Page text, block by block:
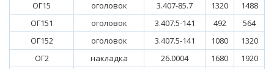
ОГ15
оголовок 3.407-85.7 1320
1488
ОГ151
оголовок 3.407.5-141 492
564
ОГ152
оголовок 3.407.5-141 1080
1320
ОГ2
накладка 26.0004 1680
1920